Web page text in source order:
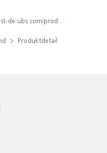
detail/index/isin/DE000WA6B0Y1
Produktdetail